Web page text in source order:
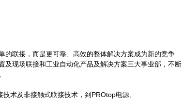
的联接，而是更可靠、高效的整体解决方案成为新的竞争
及现场联接和工业自动化产品及解决方案三大事业部，不断
术及非接触式联接技术，到PROtop电源、